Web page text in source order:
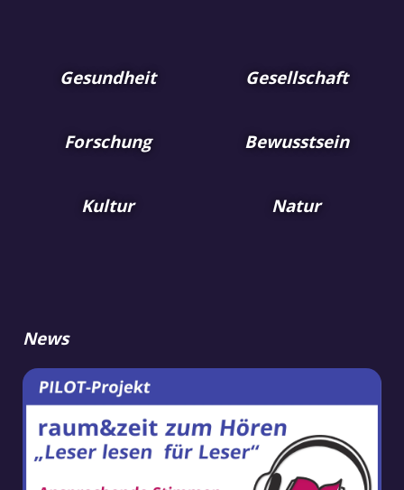
Gesundheit Gesellschaft
Forschung Bewusstsein
Kultur Natur
News